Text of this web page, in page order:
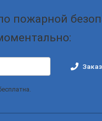
пожарной